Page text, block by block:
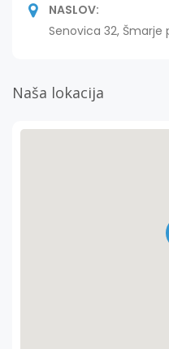
NASLOV:
Senovica 32, Šmarje
Naša lokacija